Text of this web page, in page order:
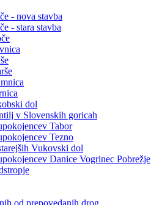
- nova stavba
- stara stavba
dol
v Slovenskih goricah
Tabor
Tezno
Vukovski dol
Danice Vogrinec Pobrežje
od prepovedanih drog